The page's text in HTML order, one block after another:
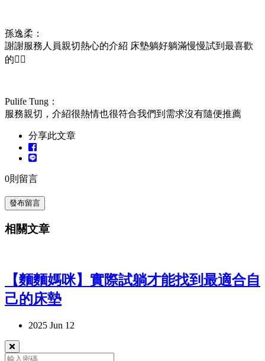
孫逸柔：
謝謝服務人員親切熱心的介紹 床墊躺好躺滿慢慢試到最喜歡
的👍🏻
Pulife Tung：
服務親切，介紹很熱情也很符合我們到需求沒有隨便推薦
分享此文章
0則留言
發布留言
相關文章
【麵麵媽咪】實際試躺才能找到最適合自
己的床墊
2025 Jun 12